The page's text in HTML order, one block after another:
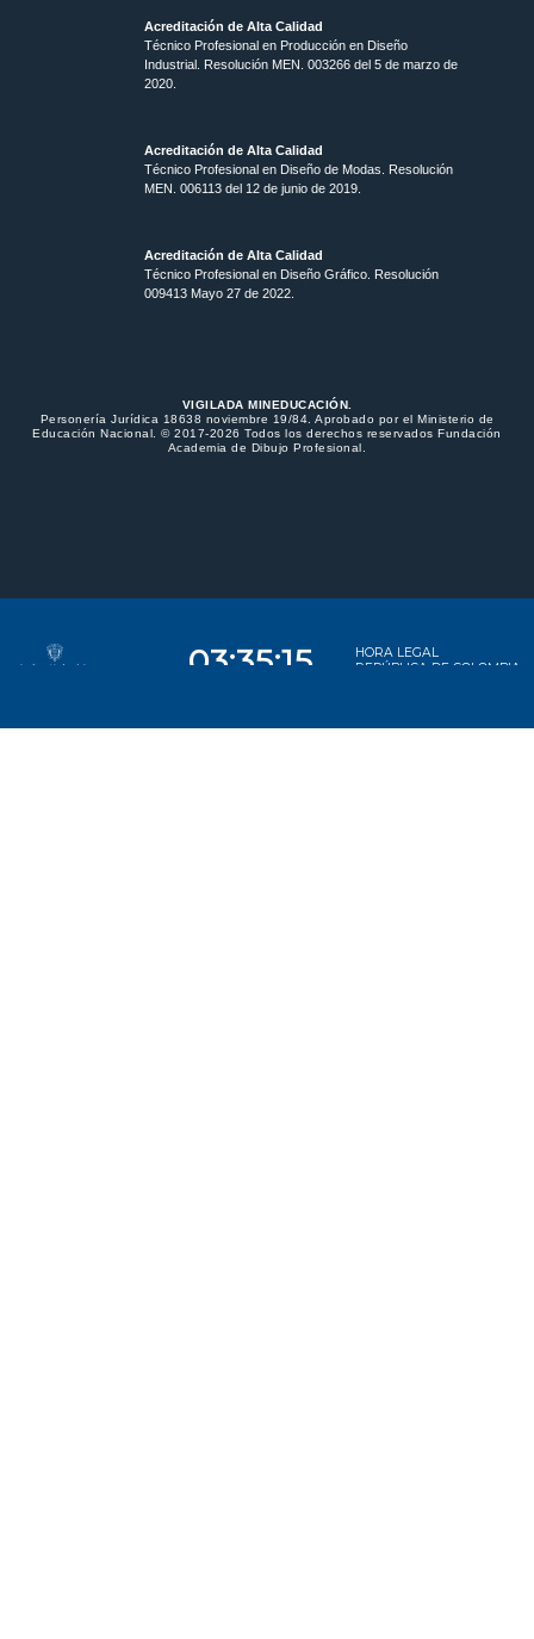
Acreditación de Alta Calidad
Técnico Profesional en Producción en Diseño
Industrial. Resolución MEN. 003266 del 5 de marzo de
2020.
Acreditación de Alta Calidad
Técnico Profesional en Diseño de Modas. Resolución
MEN. 006113 del 12 de junio de 2019.
Acreditación de Alta Calidad
Técnico Profesional en Diseño Gráfico. Resolución
009413 Mayo 27 de 2022.
VIGILADA MINEDUCACIÓN.
Personería Jurídica 18638 noviembre 19/84. Aprobado por el Ministerio de
Educación Nacional. © 2017-2026 Todos los derechos reservados Fundación
Academia de Dibujo Profesional.